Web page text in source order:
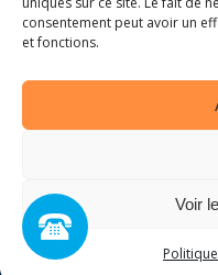
consentement peut avoir un
et fonctions.
Voir
+